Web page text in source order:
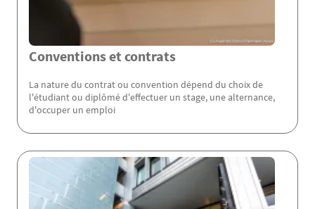
Conventions et contrats
La nature du contrat ou convention dépend du choix de
l'étudiant ou diplômé d'effectuer un stage, une alternance,
d'occuper un emploi